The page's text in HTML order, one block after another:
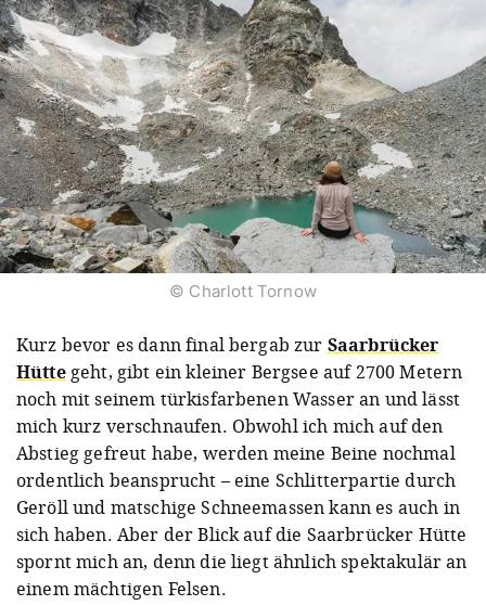
© Charlott Tornow
Kurz bevor es dann final bergab zur Saarbrücker
Hüttegeht, gibt ein kleiner Bergsee auf 2700 Metern
noch mit seinem türkisfarbenen Wasser an und lässt
mich kurz verschnaufen. Obwohl ich mich auf den
Abstieg gefreut habe, werden meine Beine nochmal
ordentlich beansprucht – eine Schlitterpartie durch
Geröll und matschige Schneemassen kann es auch in
sich haben. Aber der Blick auf die Saarbrücker Hütte
spornt mich an, denn die liegt ähnlich spektakulär an
einem mächtigen Felsen.